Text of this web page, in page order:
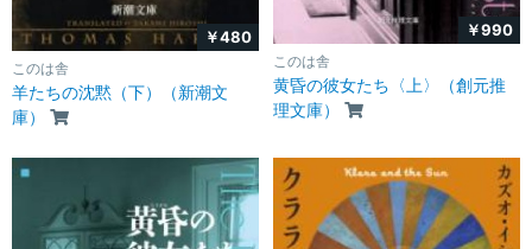
￥480
このは舎
羊たちの沈黙（下）（新潮文
庫）
￥990
このは舎
黄昏の彼女たち〈上〉（創元推
理文庫）